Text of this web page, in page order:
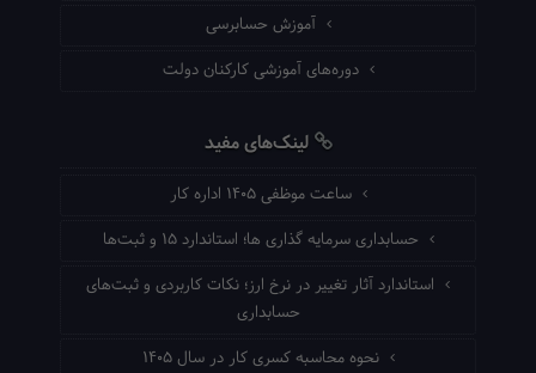
آموزش حسابرسی
دوره‌های آموزشی کارکنان دولت
لینک‌های مفید
ساعت موظفی ۱۴۰۵ اداره کار
حسابداری سرمایه گذاری ها؛ استاندارد ۱۵ و ثبت‌ها
استاندارد آثار تغییر در نرخ ارز؛ نکات کاربردی و ثبت‌های
حسابداری
نحوه محاسبه کسری کار در سال ۱۴۰۵